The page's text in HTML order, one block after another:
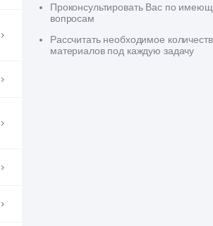
Проконсультировать Вас по
вопросам
Рассчитать необходимое
материалов под каждую задачу